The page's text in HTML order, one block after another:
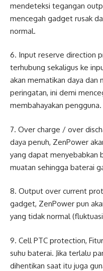
mendeteksi tegangan
mencegah gadget rusak
normal.
6. Input reserve direction
terhubung sekaligus ke
akan mematikan daya dan
peringatan, ini demi
membahayakan pengguna.
7. Over charge / over
daya penuh, ZenPower
yang dapat menyebabkan
muatan sehingga baterai
8. Output over current
gadget, ZenPower pun
yang tidak normal
9. Cell PTC protection,
suhu baterai. Jika terlalu
dihentikan saat itu juga